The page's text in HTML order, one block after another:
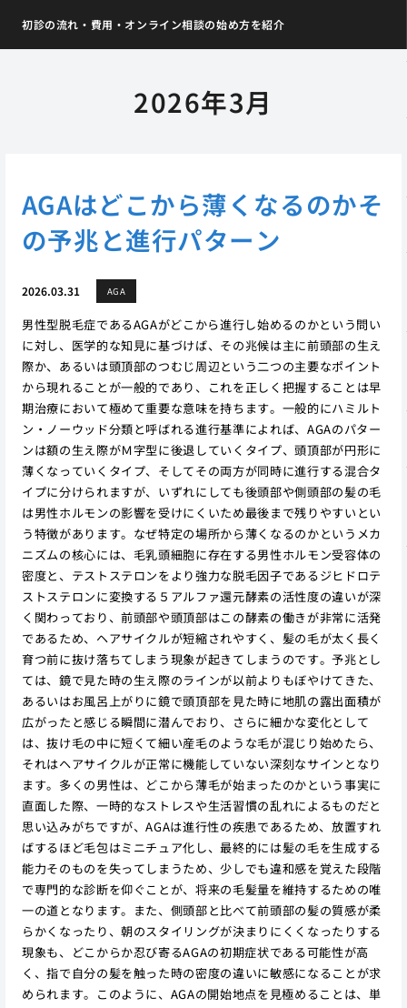
初診の流れ・費用・オンライン相談の始め方を紹介
2026年3月
AGAはどこから薄くなるのかそ
の予兆と進行パターン
2026.03.31 AGA
男性型脱毛症であるAGAがどこから進行し始めるのかという問い
に対し、医学的な知見に基づけば、その兆候は主に前頭部の生え
際か、あるいは頭頂部のつむじ周辺という二つの主要なポイント
から現れることが一般的であり、これを正しく把握することは早
期治療において極めて重要な意味を持ちます。一般的にハミルト
ン・ノーウッド分類と呼ばれる進行基準によれば、AGAのパター
ンは額の生え際がＭ字型に後退していくタイプ、頭頂部が円形に
薄くなっていくタイプ、そしてその両方が同時に進行する混合タ
イプに分けられますが、いずれにしても後頭部や側頭部の髪の毛
は男性ホルモンの影響を受けにくいため最後まで残りやすいとい
う特徴があります。なぜ特定の場所から薄くなるのかというメカ
ニズムの核心には、毛乳頭細胞に存在する男性ホルモン受容体の
密度と、テストステロンをより強力な脱毛因子であるジヒドロテ
ストステロンに変換する５アルファ還元酵素の活性度の違いが深
く関わっており、前頭部や頭頂部はこの酵素の働きが非常に活発
であるため、ヘアサイクルが短縮されやすく、髪の毛が太く長く
育つ前に抜け落ちてしまう現象が起きてしまうのです。予兆とし
ては、鏡で見た時の生え際のラインが以前よりもぼやけてきた、
あるいはお風呂上がりに鏡で頭頂部を見た時に地肌の露出面積が
広がったと感じる瞬間に潜んでおり、さらに細かな変化として
は、抜け毛の中に短くて細い産毛のような毛が混じり始めたら、
それはヘアサイクルが正常に機能していない深刻なサインとなり
ます。多くの男性は、どこから薄毛が始まったのかという事実に
直面した際、一時的なストレスや生活習慣の乱れによるものだと
思い込みがちですが、AGAは進行性の疾患であるため、放置すれ
ばするほど毛包はミニチュア化し、最終的には髪の毛を生成する
能力そのものを失ってしまうため、少しでも違和感を覚えた段階
で専門的な診断を仰ぐことが、将来の毛髪量を維持するための唯
一の道となります。また、側頭部と比べて前頭部の髪の質感が柔
らかくなったり、朝のスタイリングが決まりにくくなったりする
現象も、どこからか忍び寄るAGAの初期症状である可能性が高
く、指で自分の髪を触った時の密度の違いに敏感になることが求
められます。このように、AGAの開始地点を見極めることは、単